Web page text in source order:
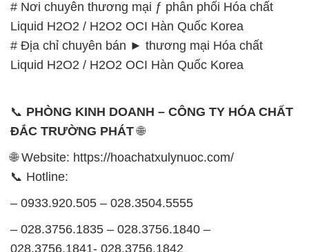
📞 Hotline:
– 0933.920.505 – 028.3504.5555
– 028.3756.1835 – 028.3756.1840 –
– 0932.660.696 – 0901.326.566 – 0906.387.866 –
0902.765.866
📧 Email: hoachat@dactruongphat.vn
GIỜ LÀM VIỆC TẠI CÔNG TY HÓA CHẤT ĐẮC
TRƯỜNG PHÁT
Thời gian làm việctại Hóa Chất Đắc Trường Phát
được tổ chức như sau: